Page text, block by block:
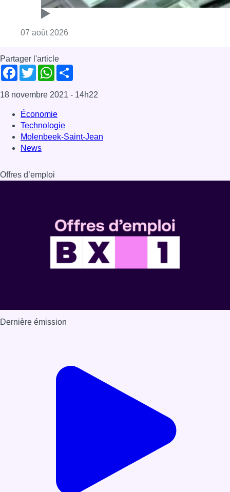
07 août 2026
Partager l'article
Facebook
TwitterWhatsApp
18 novembre 2021 - 14h22
Économie
Technologie
Molenbeek-Saint-Jean
News
Offres d’emploi
Dernière émission